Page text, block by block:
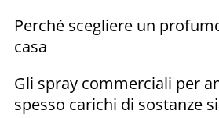
Perché scegliere un
casa
Gli spray commerciali per
spesso carichi di sostanze